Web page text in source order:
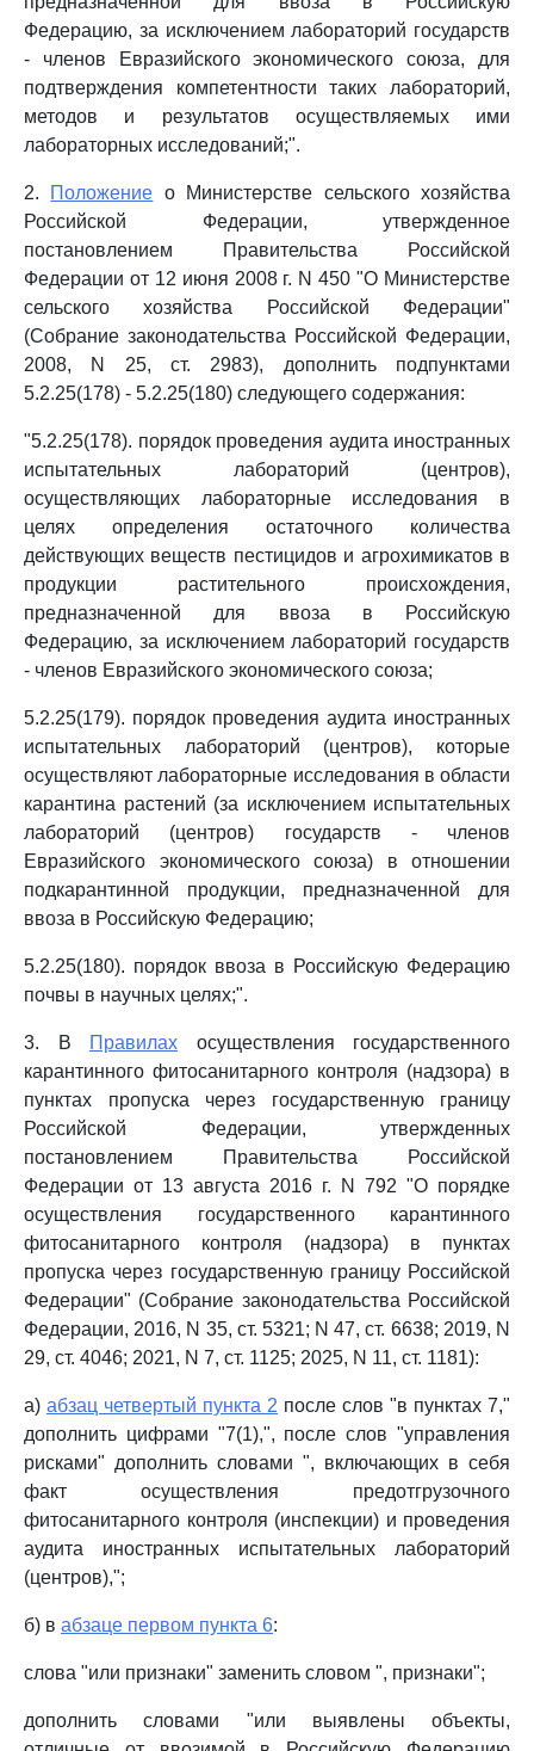
Федерацию, за исключением лабораторий государств
- членов Евразийского экономического союза, для
подтверждения компетентности таких лабораторий,
методов и результатов осуществляемых ими
лабораторных исследований;".
2. Положение о Министерстве сельского хозяйства
Российской Федерации, утвержденное
постановлением Правительства Российской
Федерации от 12 июня 2008 г. N 450 "О Министерстве
сельского хозяйства Российской Федерации"
(Собрание законодательства Российской Федерации,
2008, N 25, ст. 2983), дополнить подпунктами
5.2.25(178) - 5.2.25(180) следующего содержания:
"5.2.25(178). порядок проведения аудита иностранных
испытательных лабораторий (центров),
осуществляющих лабораторные исследования в
целях определения остаточного количества
действующих веществ пестицидов и агрохимикатов в
продукции растительного происхождения,
предназначенной для ввоза в Российскую
Федерацию, за исключением лабораторий государств
- членов Евразийского экономического союза;
5.2.25(179). порядок проведения аудита иностранных
испытательных лабораторий (центров), которые
осуществляют лабораторные исследования в области
карантина растений (за исключением испытательных
лабораторий (центров) государств - членов
Евразийского экономического союза) в отношении
подкарантинной продукции, предназначенной для
ввоза в Российскую Федерацию;
5.2.25(180). порядок ввоза в Российскую Федерацию
почвы в научных целях;".
3. В Правилах осуществления государственного
карантинного фитосанитарного контроля (надзора) в
пунктах пропуска через государственную границу
Российской Федерации, утвержденных
постановлением Правительства Российской
Федерации от 13 августа 2016 г. N 792 "О порядке
осуществления государственного карантинного
фитосанитарного контроля (надзора) в пунктах
пропуска через государственную границу Российской
Федерации" (Собрание законодательства Российской
Федерации, 2016, N 35, ст. 5321; N 47, ст. 6638; 2019, N
29, ст. 4046; 2021, N 7, ст. 1125; 2025, N 11, ст. 1181):
а) абзац четвертый пункта 2 после слов "в пунктах 7,"
дополнить цифрами "7(1),", после слов "управления
рисками" дополнить словами ", включающих в себя
факт осуществления предотгрузочного
фитосанитарного контроля (инспекции) и проведения
аудита иностранных испытательных лабораторий
(центров),";
б) в абзаце первом пункта 6:
слова "или признаки" заменить словом ", признаки";
дополнить словами "или выявлены объекты,